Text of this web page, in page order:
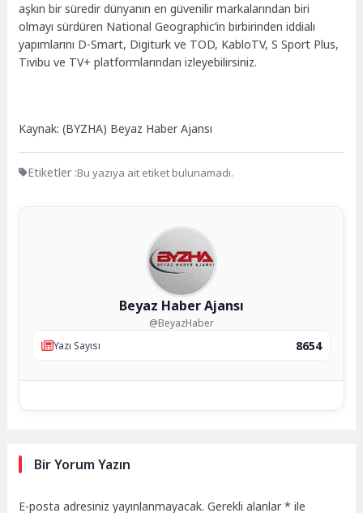
aşkın bir süredir dünyanın en güvenilir markalarından biri
olmayı sürdüren National Geographic’in birbirinden iddialı
yapımlarını D-Smart, Digiturk ve TOD, KabloTV, S Sport Plus,
Tivibu ve TV+ platformlarından izleyebilirsiniz.
Kaynak: (BYZHA) Beyaz Haber Ajansı
Etiketler :Bu yazıya ait etiket bulunamadı.
Beyaz Haber Ajansı
@BeyazHaber
Yazı Sayısı
8654
Bir Yorum Yazın
E-posta adresiniz yayınlanmayacak. Gerekli alanlar* ile